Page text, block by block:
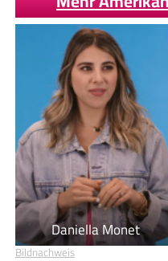
Daniella Monet
Bildnachweis